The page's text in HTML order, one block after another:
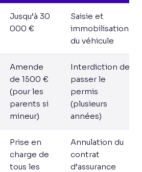
Jusqu’à 30
000 €
Saisie et
immobilisation
du véhicule
Amende
de 1500 €
(pour les
parents si
mineur)
Interdiction de
passer le
permis
(plusieurs
années)
Prise en
charge de
tous les
Annulation du
contrat
d’assurance